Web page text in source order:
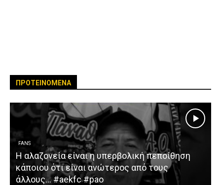
ΠΡΟΤΕΙΝΟΜΕΝΑ
FANS
Η αλαζονεία είναι η υπερβολική πεποίθηση
κάποιου ότι είναι ανώτερος από τους
άλλους… #aekfc #pao